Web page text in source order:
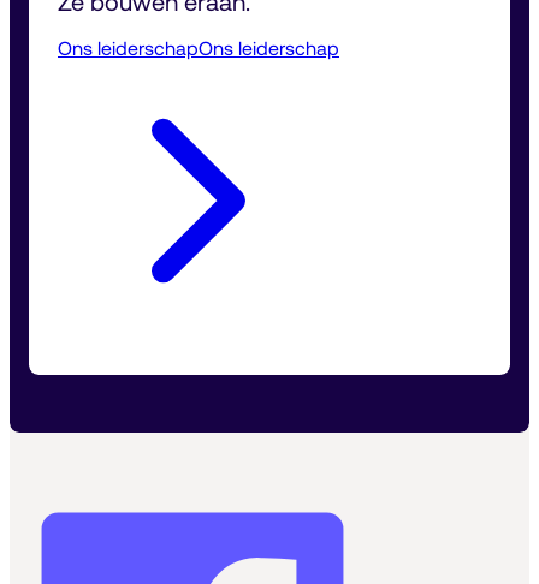
Ons leiderschapOns leiderschap